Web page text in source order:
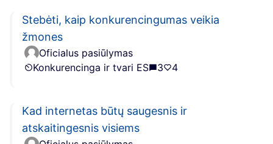
Stebėti, kaip konkurencingumas veikia
žmones
Oficialus pasiūlymas
Konkurencinga ir tvari ES
3 4
Kad internetas būtų saugesnis ir
atskaitingesnis visiems